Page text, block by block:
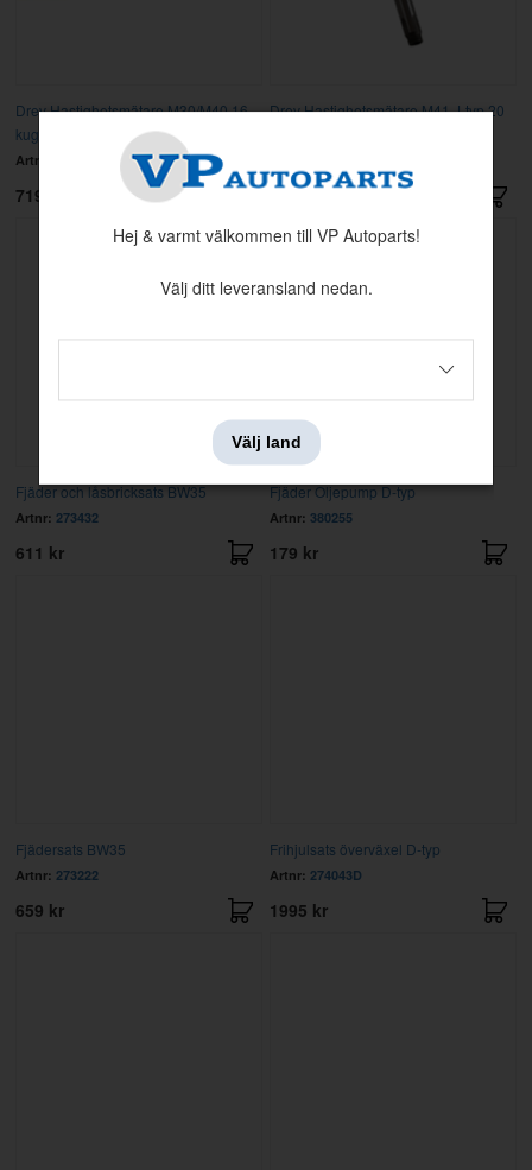
Drev Hastighetsmätare M30/M40 16
kuggar
Artnr:
719 kr
Drev Hastighetsmätare M41 J-typ 20
795 kr
Fjäder och låsbricksats BW35
Artnr: 273432
611 kr
Fjäder Oljepump D-typ
Artnr: 380255
179 kr
Fjädersats BW35
Artnr: 273222
659 kr
Frihjulsats överväxel D-typ
Artnr: 274043D
1995 kr
Hej & varmt välkommen till VP Autoparts!
Välj ditt leveransland nedan.
Välj land